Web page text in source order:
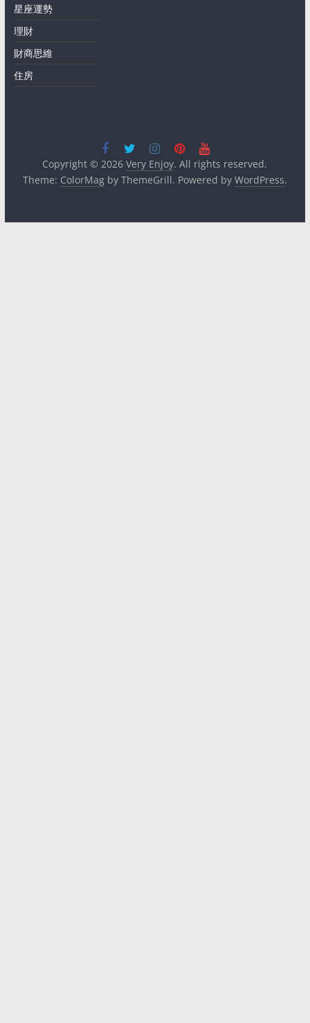
星座運勢
理財
財商思維
住房
Copyright © 2026Very Enjoy. All rights reserved.
Theme: ColorMagby ThemeGrill. Powered by WordPress.